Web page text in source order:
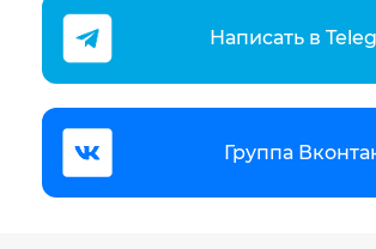
Написать в
Группа